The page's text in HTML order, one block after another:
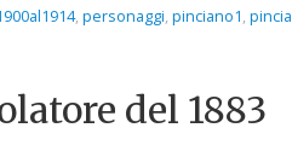
, personaggi, pinciano1,
del 1883